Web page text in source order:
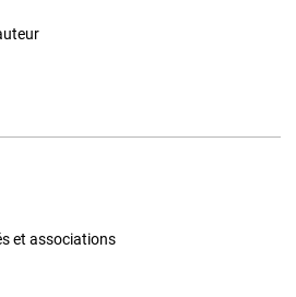
et associations